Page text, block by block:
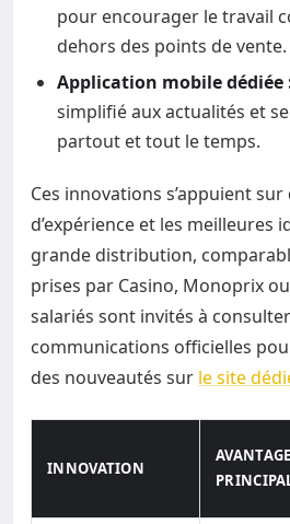
pour encourager le travail
dehors des points de vente.
Application mobile dédiée
simplifié aux actualités et
partout et tout le temps.
Ces innovations s’appuient
d’expérience et les meilleures
grande distribution,
prises par Casino, Monoprix
salariés sont invités à
communications officielles
des nouveautés sur le site
INNOVATION
AVANTAGE